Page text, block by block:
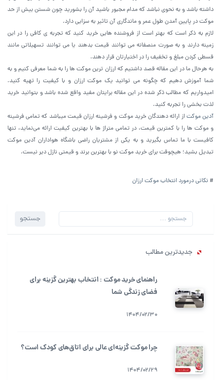
داشته باشد و به نحوی نباشد که مدام مجبور باشید آن را بشورید چون شستن بیش از حد
موکت در پایین آمدن طول عمر و ماندگاری آن تاثیر به سزایی دارد.
لازم به ذکر است که بهتر است از فروشنده هایی خرید کنید که تجربه ی کافی را در این
زمینه دارند و به صورت منصفانه می توانند قیمت بدهند یا می توانند تسهیلاتی مانند
قسطی کردن مبلغ و تخفیف را در اختیارتان قرار دهند.
به هرحال ما در این مقاله قصد داشتیم که ارزان ترین موکت ها را به شما معرفی کنیم و به
شما آموزش دهیم که چگونه می توانید یک موکت ارزان و با کیفیت را تهیه کنید.
امیدواریم که مطالب ذکر شده در این مقاله برایتان مفید واقع شده باشد و بتوانید خرید
لذت بخشی را تجربه کنید.
آدین موکتاز ارائه دهندگان خرید موکت و فرشینه ارزان قیمت میباشد که تمامی فرشینه
و موکت ها را با کمترین قیمت، در تمامی متراژ ها با بهترین کیفیت ارائه می‌نماید، تنها
کافیست با ما تماس بگیرید و به یکی از مشتریان راضی باشگاه هواداران آدین موکت
تبدیل بشید؛ هیچوقت برای خرید موکت نو با بهترین برند و قیمتی نازل دیر نیست.
# نکاتی درمورد انتخاب موکت ارزان
جستجو
جستجو
جدیدترین مطالب
راهنمای خرید موکت : انتخاب بهترین گزینه برای
فضای زندگی شما
1404/02/30
چرا موکت گزینه‌ای عالی برای اتاق‌های کودک است؟
1404/02/29